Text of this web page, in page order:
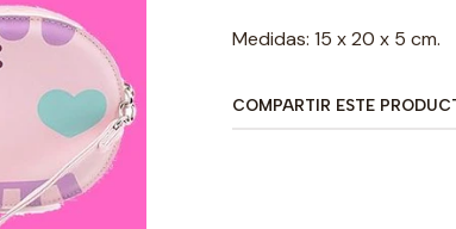
Medidas: 15 x 20 x 5 cm.
COMPARTIR ESTE